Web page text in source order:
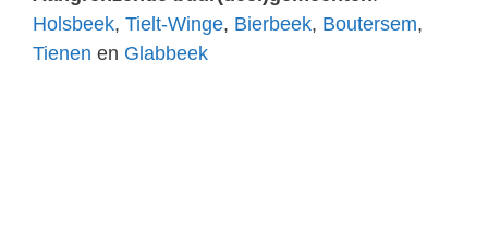
Holsbeek, Tielt-Winge, Bierbeek, Boutersem,
Tienen en Glabbeek